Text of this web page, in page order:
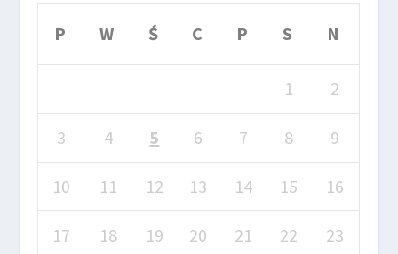
P W Ś C P S N
1 2
3 4 5 6 7 8 9
10 11 12 13 14 15 16
17 18 19 20 21 22 23